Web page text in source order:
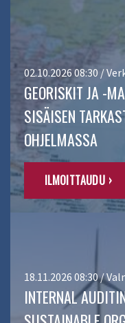
02.10.2026 08:30 /
GEORISKIT JA -
SISÄISEN
OHJELMASSA
ILMOITTAUDU ›
18.11.2026 08:30 /
INTERNAL